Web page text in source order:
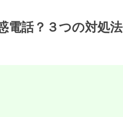
電話？３つの対処法